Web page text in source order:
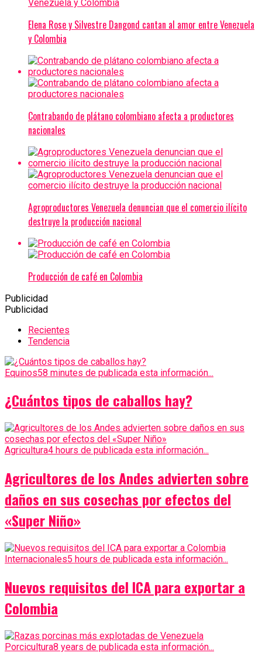
Elena Rose y Silvestre Dangond cantan al amor entre Venezuela
y Colombia
Contrabando de plátano colombiano afecta a productores
nacionales
Agroproductores Venezuela denuncian que el comercio ilícito
destruye la producción nacional
Producción de café en Colombia
Publicidad
Publicidad
Recientes
Tendencia
Equinos58 minutes de publicada esta información...
¿Cuántos tipos de caballos hay?
Agricultura4 hours de publicada esta información...
Agricultores de los Andes advierten sobre
daños en sus cosechas por efectos del
«Super Niño»
Internacionales5 hours de publicada esta información...
Nuevos requisitos del ICA para exportar a
Colombia
Porcicultura8 years de publicada esta información...